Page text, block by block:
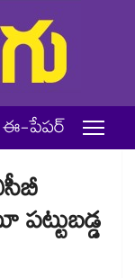
ఈ-పేపర్